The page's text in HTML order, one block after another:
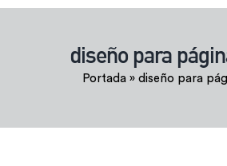
Comprar ahora
diseño para
Portada» diseño para